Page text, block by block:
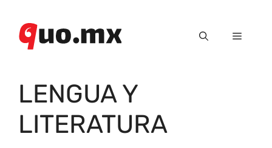
contenido
Menú
LENGUA Y
LITERATURA